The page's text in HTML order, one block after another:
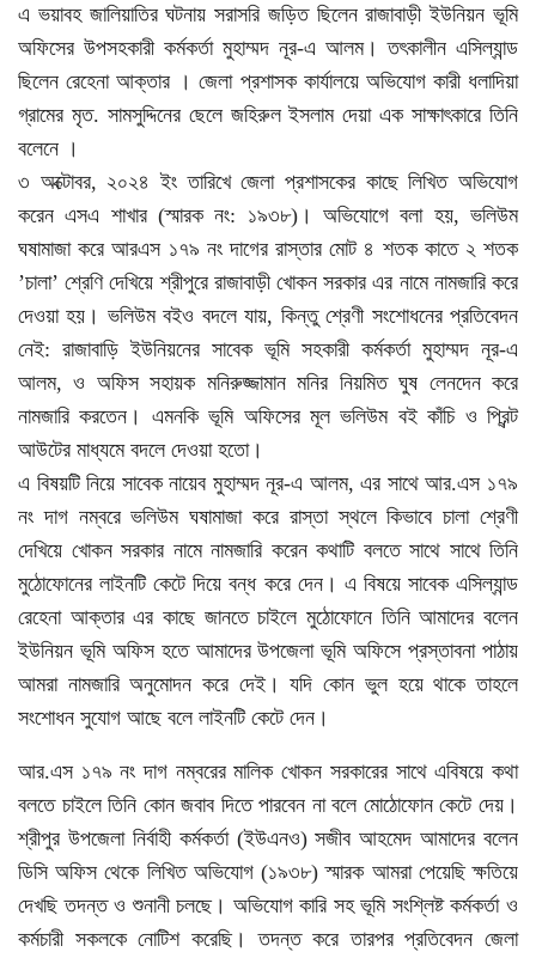
এ ভয়াবহ জালিয়াতির ঘটনায় সরাসরি জড়িত ছিলেন রাজাবাড়ী ইউনিয়ন ভূমি
অফিসের উপসহকারী কর্মকর্তা মুহাম্মদ নূর-এ আলম। তৎকালীন এসিল্যান্ড
ছিলেন রেহেনা আক্তার । জেলা প্রশাসক কার্যালয়ে অভিযোগ কারী ধলাদিয়া
গ্রামের মৃত. সামসুদ্দিনের ছেলে জহিরুল ইসলাম দেয়া এক সাক্ষাৎকারে তিনি
বলেনে ।
৩ অক্টোবর, ২০২৪ ইং তারিখে জেলা প্রশাসকের কাছে লিখিত অভিযোগ
করেন এসএ শাখার (স্মারক নং: ১৯৩৮)। অভিযোগে বলা হয়, ভলিউম
ঘষামাজা করে আরএস ১৭৯ নং দাগের রাস্তার মোট ৪ শতক কাতে ২ শতক
’চালা’ শ্রেণি দেখিয়ে শ্রীপুরে রাজাবাড়ী খোকন সরকার এর নামে নামজারি করে
দেওয়া হয়। ভলিউম বইও বদলে যায়, কিন্তু শ্রেণী সংশোধনের প্রতিবেদন
নেই: রাজাবাড়ি ইউনিয়নের সাবেক ভূমি সহকারী কর্মকর্তা মুহাম্মদ নূর-এ
আলম, ও অফিস সহায়ক মনিরুজ্জামান মনির নিয়মিত ঘুষ লেনদেন করে
নামজারি করতেন। এমনকি ভূমি অফিসের মূল ভলিউম বই কাঁচি ও প্রিন্ট
আউটের মাধ্যমে বদলে দেওয়া হতো।
এ বিষয়টি নিয়ে সাবেক নায়েব মুহাম্মদ নূর-এ আলম, এর সাথে আর.এস ১৭৯
নং দাগ নম্বরে ভলিউম ঘষামাজা করে রাস্তা স্থলে কিভাবে চালা শ্রেণী
দেখিয়ে খোকন সরকার নামে নামজারি করেন কথাটি বলতে সাথে সাথে তিনি
মুঠোফোনের লাইনটি কেটে দিয়ে বন্ধ করে দেন। এ বিষয়ে সাবেক এসিল্যান্ড
রেহেনা আক্তার এর কাছে জানতে চাইলে মুঠোফোনে তিনি আমাদের বলেন
ইউনিয়ন ভূমি অফিস হতে আমাদের উপজেলা ভূমি অফিসে প্রস্তাবনা পাঠায়
আমরা নামজারি অনুমোদন করে দেই। যদি কোন ভুল হয়ে থাকে তাহলে
সংশোধন সুযোগ আছে বলে লাইনটি কেটে দেন।
আর.এস ১৭৯ নং দাগ নম্বরের মালিক খোকন সরকারের সাথে এবিষয়ে কথা
বলতে চাইলে তিনি কোন জবাব দিতে পারবেন না বলে মোঠোফোন কেটে দেয়।
শ্রীপুর উপজেলা নির্বাহী কর্মকর্তা (ইউএনও) সজীব আহমেদ আমাদের বলেন
ডিসি অফিস থেকে লিখিত অভিযোগ (১৯৩৮) স্মারক আমরা পেয়েছি ক্ষতিয়ে
দেখছি তদন্ত ও শুনানী চলছে। অভিযোগ কারি সহ ভূমি সংশ্লিষ্ট কর্মকর্তা ও
কর্মচারী সকলকে নোটিশ করেছি। তদন্ত করে তারপর প্রতিবেদন জেলা